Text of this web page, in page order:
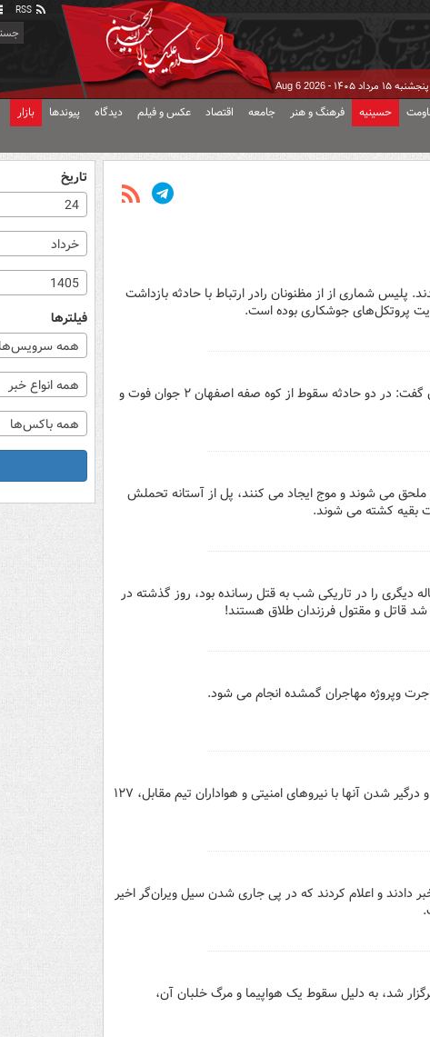
پنجشنبه ۱۵ مرداد ۱۴۰۵ - Aug 6 2026
حسینیه فرهنگ و هنر جامعه اقتصاد عکس و فیلم دیدگاه پیوندها بازار
در آنیانگ چین ۳۸نفر کشته شدند. پلیس شماری از از مظنونان رادر ارتباط با حادثه بازداشت
پروتکل‌های جوشکاری بوده است.
سخنگوی سازمان آتش‌نشانی و خدمات ایمنی شهرداری اصفهان گفت: در دو حادثه سقوط از کوه صفه اصفهان ۲ جوان فوت و
ملحق می شوند و موج ایجاد می کنند، پل از آستانه تحملش
۱۷ ساله ای که فقط به دلیل غروری سرکش، جوان ۲۱ ساله دیگری را در تاریکی شب به قتل رسانده بود، روز گذشته در
قاتل و مقتول فرزندان طلاق هستند!
وپروژه مهاجران گمشده انجام می شود.
هجوم تماشاگران یک مسابقه فوتبال در اندونزی به داخل زمین و درگیر شدن آنها با نیروهای امنیتی و هواداران تیم مقابل، ۱۲۷
دادند و اعلام کردند که در پی جاری شدن سیل ویران‌گر اخیر
شد، به دلیل سقوط یک هواپیما و مرگ خلبان آن،
تاریخ
24
خرداد
1405
فیلترها
همه سرویس‌ها
همه انواع خبر
همه باکس‌ها